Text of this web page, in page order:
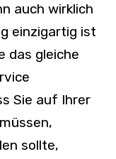
auch wirklich
einzigartig ist
das gleiche
Sie auf Ihrer
sollte,